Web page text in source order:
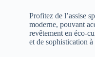
Profitez de l’assise
moderne, pouvant
revêtement en éco-
et de sophistication à